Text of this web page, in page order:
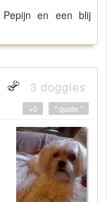
en een blij
3 doggies
" quote "
+0